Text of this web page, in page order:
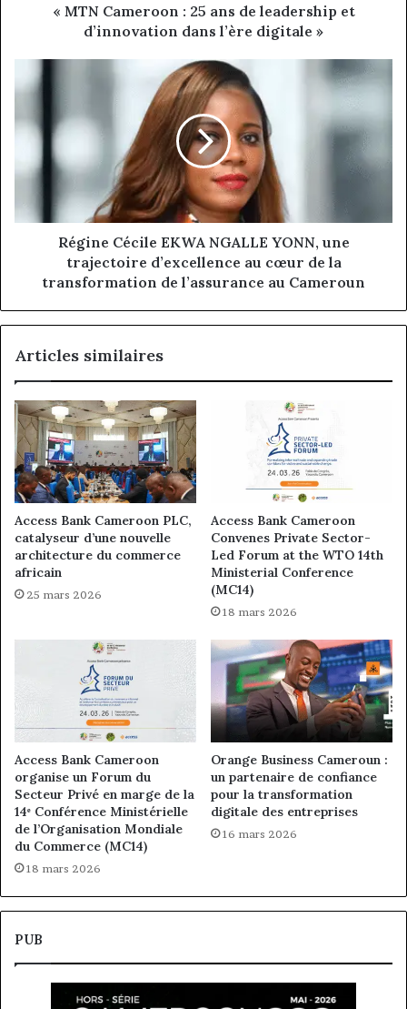
d’innovation« MTN Cameroon : 25 ans de leadership et
d’innovation dans l’ère digitale »
Cécile
NGALLE
une
d’excellence
au
de
au
Régine Cécile EKWА NGALLE YONN, une
trajectoire d’excellence au cœur de la
transformation de l’assurance au Cameroun
Articles similaires
Access Bank Cameroon PLC,
catalyseur d’une nouvelle
architecture du commerce
africain
25 mars 2026
Access Bank Cameroon
Convenes Private Sector-
Led Forum at the WTO 14th
Ministerial Conference
(MC14)
18 mars 2026
Access Bank Cameroon
organise un Forum du
Secteur Privé en marge de la
14ᵉ Conférence Ministérielle
de l’Organisation Mondiale
du Commerce (MC14)
18 mars 2026
Orange Business Cameroun :
un partenaire de confiance
pour la transformation
digitale des entreprises
16 mars 2026
PUB